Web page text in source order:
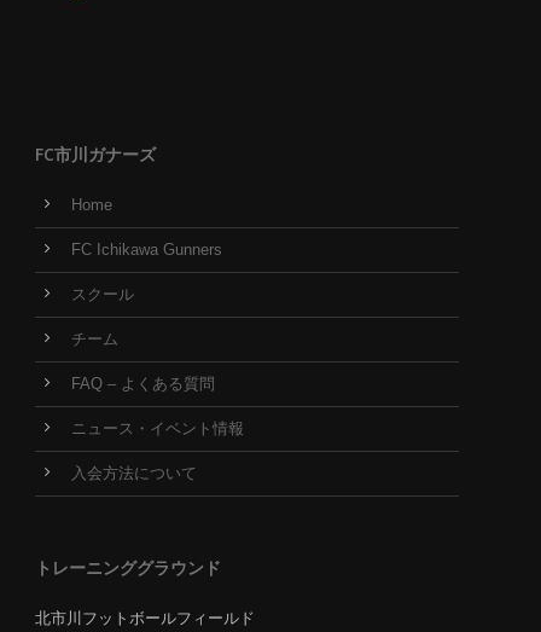
FC市川ガナーズ
Home
FC Ichikawa Gunners
スクール
チーム
FAQ – よくある質問
ニュース・イベント情報
入会方法について
トレーニンググラウンド
北市川フットボールフィールド